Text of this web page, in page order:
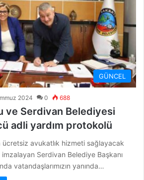
GÜNCEL
2024 0 688
ve Serdivan Belediyesi
adli yardım protokolü
avukatlık hizmeti sağlayacak
Serdivan Belediye Başkanı
vatandaşlarımızın yanında…